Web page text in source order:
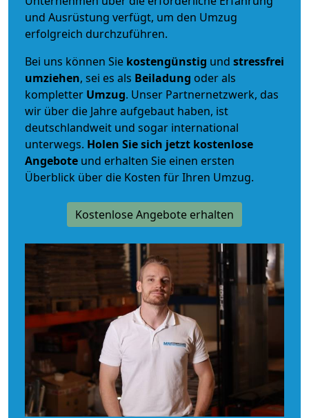
und Ausrüstung verfügt, um den Umzug
erfolgreich durchzuführen.
Bei uns können Sie kostengünstig und stressfrei
umziehen, sei es als Beiladung oder als
kompletter Umzug. Unser Partnernetzwerk, das
wir über die Jahre aufgebaut haben, ist
deutschlandweit und sogar international
unterwegs. Holen Sie sich jetzt kostenlose
Angebote und erhalten Sie einen ersten
Überblick über die Kosten für Ihren Umzug.
Kostenlose Angebote erhalten